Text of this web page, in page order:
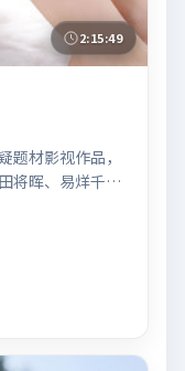
2:15:49
题材影视作品，
将晖、易烊千玺
首映。影片围
镜头语言克制
完整；配乐与场
可供解读的细
系的观众观看